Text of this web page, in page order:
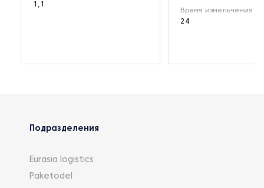
1,1
Время измельчения
24
Подразделения
Eurasia logistics
Paketodel